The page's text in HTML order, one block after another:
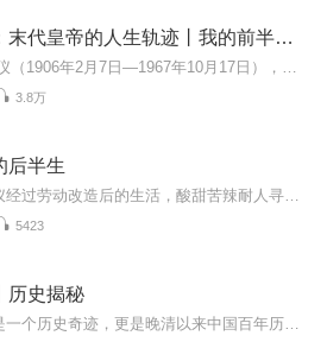
溥仪大传：末代皇帝的人生轨迹丨我的前半生丨末代皇帝
3.8万
后半生
5423
历史揭秘